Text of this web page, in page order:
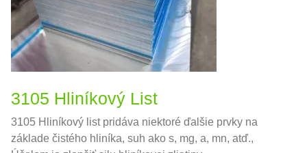
3105 Hliníkový List
3105 Hliníkový list pridáva niektoré ďalšie prvky na
základe čistého hliníka, suh ako s, mg, a, mn, atď.,